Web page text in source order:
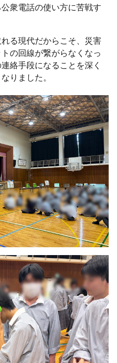
衆電話の使い方に苦戦す
る現代だからこそ、災害
の回線が繋がらなくなっ
絡手段になることを深く
りました。